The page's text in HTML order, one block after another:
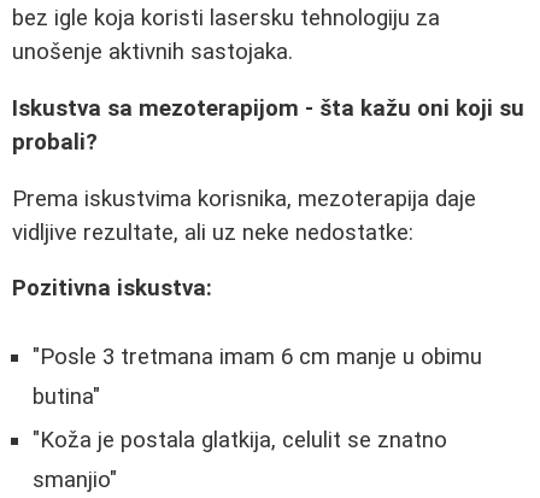
bez igle koja koristi lasersku tehnologiju za
unošenje aktivnih sastojaka.
Iskustva sa mezoterapijom - šta kažu oni koji su
probali?
Prema iskustvima korisnika, mezoterapija daje
vidljive rezultate, ali uz neke nedostatke:
Pozitivna iskustva:
"Posle 3 tretmana imam 6 cm manje u obimu
butina"
"Koža je postala glatkija, celulit se znatno
smanjio"